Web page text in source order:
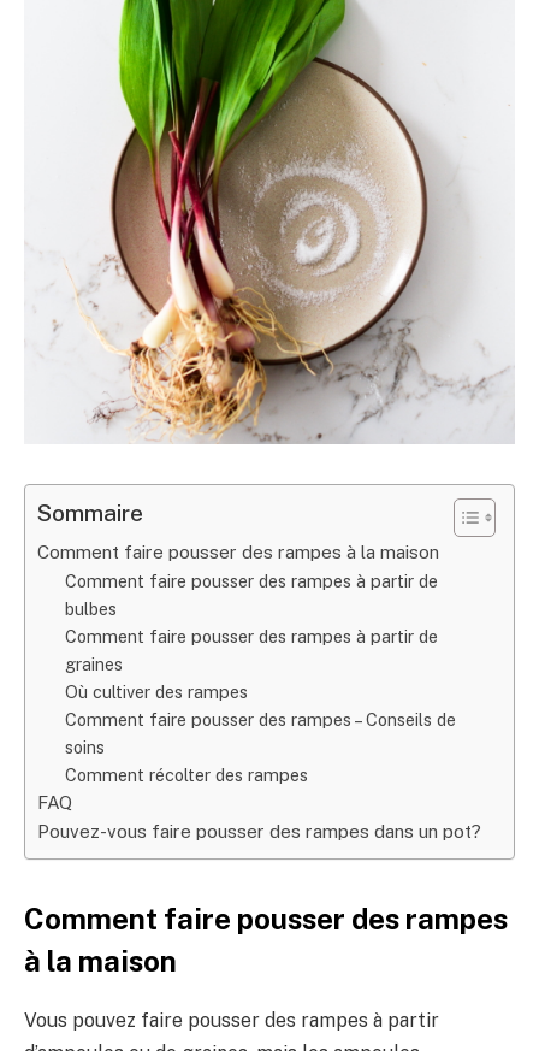
Sommaire
Comment faire pousser des rampes à la maison
Comment faire pousser des rampes à partir de
bulbes
Comment faire pousser des rampes à partir de
graines
Où cultiver des rampes
Comment faire pousser des rampes – Conseils de
soins
Comment récolter des rampes
FAQ
Pouvez-vous faire pousser des rampes dans un pot?
Comment faire pousser des rampes
à la maison
Vous pouvez faire pousser des rampes à partir